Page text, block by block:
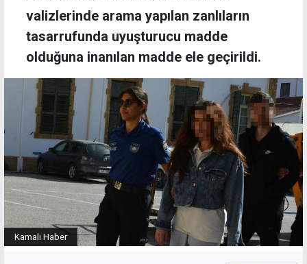
valizlerinde arama yapılan zanlıların
tasarrufunda uyuşturucu madde
olduğuna inanılan madde ele geçirildi.
Kamalı Haber